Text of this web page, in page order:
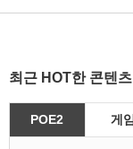
최근 HOT한 콘텐츠
POE2 게임